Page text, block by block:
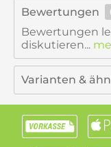
Bewertungen
Bewertungen
diskutieren...
Varianten &